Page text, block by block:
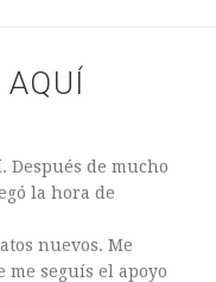
Después de mucho
la hora de
nuevos. Me
me seguís el apoyo